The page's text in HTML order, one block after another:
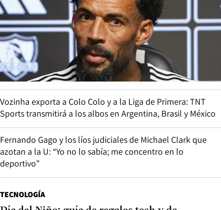
Vozinha exporta a Colo Colo y a la Liga de Primera: TNT
Sports transmitirá a los albos en Argentina, Brasil y México
Fernando Gago y los líos judiciales de Michael Clark que
azotan a la U: “Yo no lo sabía; me concentro en lo
deportivo”
TECNOLOGÍA